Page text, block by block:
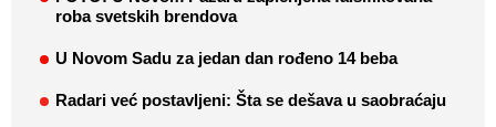
roba svetskih brendova
U Novom Sadu za jedan dan rođeno 14 beba
Radari već postavljeni: Šta se dešava u saobraćaju